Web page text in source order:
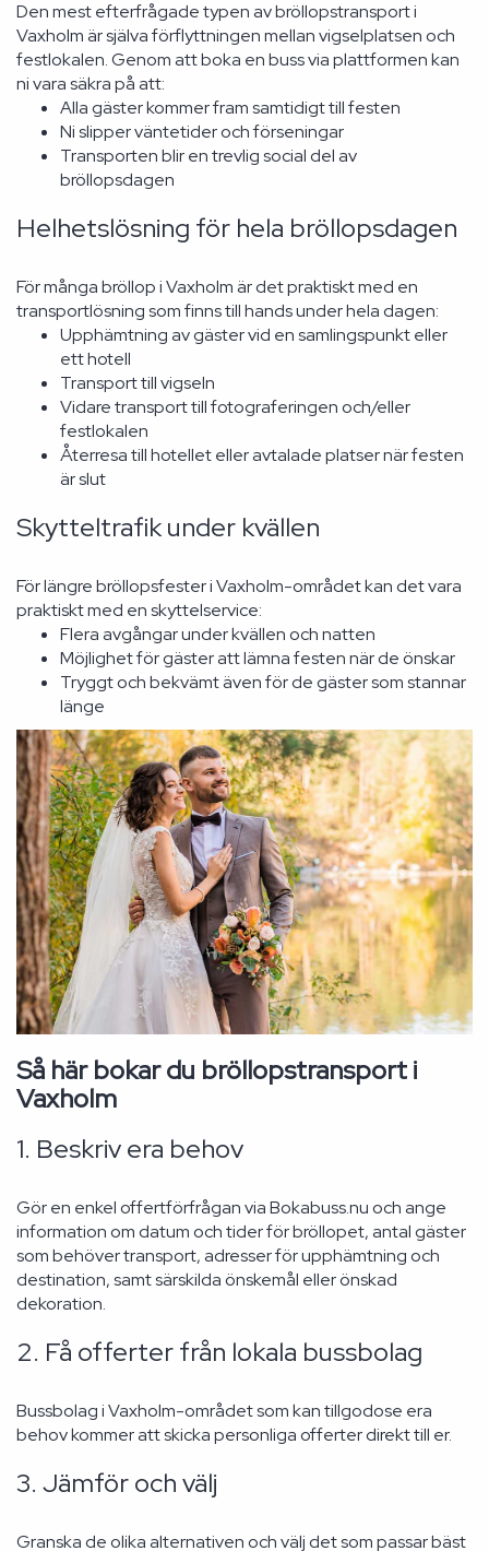
Den mest efterfrågade typen av bröllopstransport i
Vaxholm är själva förflyttningen mellan vigselplatsen och
festlokalen. Genom att boka en buss via plattformen kan
ni vara säkra på att:
Alla gäster kommer fram samtidigt till festen
Ni slipper väntetider och förseningar
Transporten blir en trevlig social del av
bröllopsdagen
Helhetslösning för hela bröllopsdagen
För många bröllop i Vaxholm är det praktiskt med en
transportlösning som finns till hands under hela dagen:
Upphämtning av gäster vid en samlingspunkt eller
ett hotell
Transport till vigseln
Vidare transport till fotograferingen och/eller
festlokalen
Återresa till hotellet eller avtalade platser när festen
är slut
Skytteltrafik under kvällen
För längre bröllopsfester i Vaxholm-området kan det vara
praktiskt med en skyttelservice:
Flera avgångar under kvällen och natten
Möjlighet för gäster att lämna festen när de önskar
Tryggt och bekvämt även för de gäster som stannar
länge
Så här bokar du bröllopstransport i
Vaxholm
1. Beskriv era behov
Gör en enkel offertförfrågan via Bokabuss.nu och ange
information om datum och tider för bröllopet, antal gäster
som behöver transport, adresser för upphämtning och
destination, samt särskilda önskemål eller önskad
dekoration.
2. Få offerter från lokala bussbolag
Bussbolag i Vaxholm-området som kan tillgodose era
behov kommer att skicka personliga offerter direkt till er.
3. Jämför och välj
Granska de olika alternativen och välj det som passar bäst